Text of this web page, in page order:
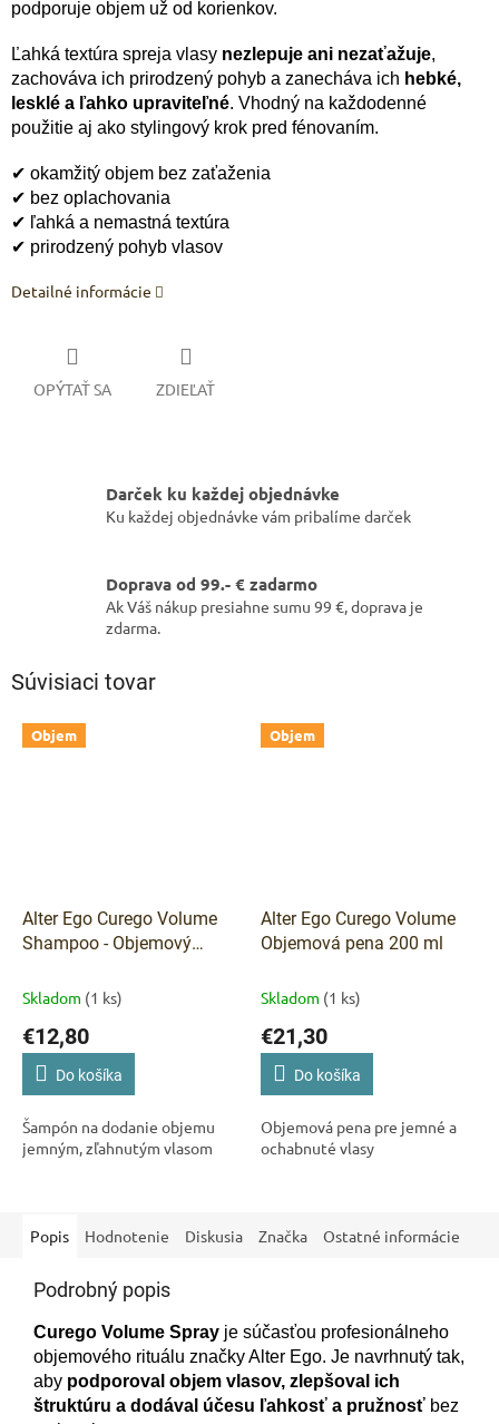
podporuje objem už od korienkov.
Ľahká textúra spreja vlasy nezlepuje ani nezaťažuje,
zachováva ich prirodzený pohyb a zanecháva ich hebké,
lesklé a ľahko upraviteľné. Vhodný na každodenné
použitie aj ako stylingový krok pred fénovaním.
✔ okamžitý objem bez zaťaženia
✔ bez oplachovania
✔ ľahká a nemastná textúra
✔ prirodzený pohyb vlasov
Detailné informácie
OPÝTAŤ SA ZDIEĽAŤ
Darček ku každej objednávke
Ku každej objednávke vám pribalíme darček
Doprava od 99.- € zadarmo
Ak Váš nákup presiahne sumu 99 €, doprava je
zdarma.
Súvisiaci tovar
Objem
Alter Ego Curego Volume
Shampoo - Objemový
Skladom (1 ks)
€12,80
Do košíka
Šampón na dodanie objemu
jemným, zľahnutým vlasom
Objem
Alter Ego Curego Volume
Objemová pena 200 ml
Skladom (1 ks)
€21,30
Do košíka
Objemová pena pre jemné a
ochabnuté vlasy
Popis Hodnotenie Diskusia Značka Ostatné informácie
Podrobný popis
Curego Volume Spray je súčasťou profesionálneho
objemového rituálu značky Alter Ego. Je navrhnutý tak,
aby podporoval objem vlasov, zlepšoval ich
štruktúru a dodával účesu ľahkosť a pružnosť bez